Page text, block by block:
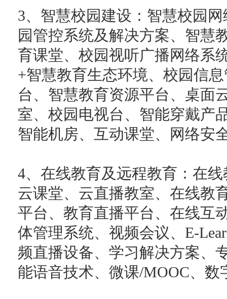
3、智慧校园建设：智慧校园
园管控系统及解决方案、智慧
育课堂、校园视听广播网络系
+智慧教育生态环境、校园信
台、智慧教育资源平台、桌面
室、校园电视台、智能穿戴产
智能机房、互动课堂、网络安
4、在线教育及远程教育：在
云课堂、云直播教室、在线教
平台、教育直播平台、在线互
体管理系统、视频会议、E-
频直播设备、学习解决方案、
能语音技术、微课/MOOC、数